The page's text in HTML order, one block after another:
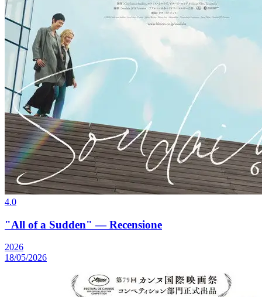
4.0
"All of a Sudden" — Recensione
2026
18/05/2026